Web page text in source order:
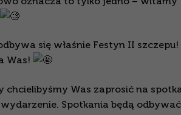
się właśnie Festyn II szczepu!
Was!
chcielibyśmy Was zaprosić na
Spotkania będą